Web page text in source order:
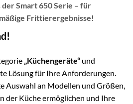
derSmart 650 Serie – für
Frittierergebnisse!
„Küchengeräte“ und
Lösung für Ihre Anforderungen.
Auswahl an Modellen und Größen,
der Küche ermöglichen und Ihre